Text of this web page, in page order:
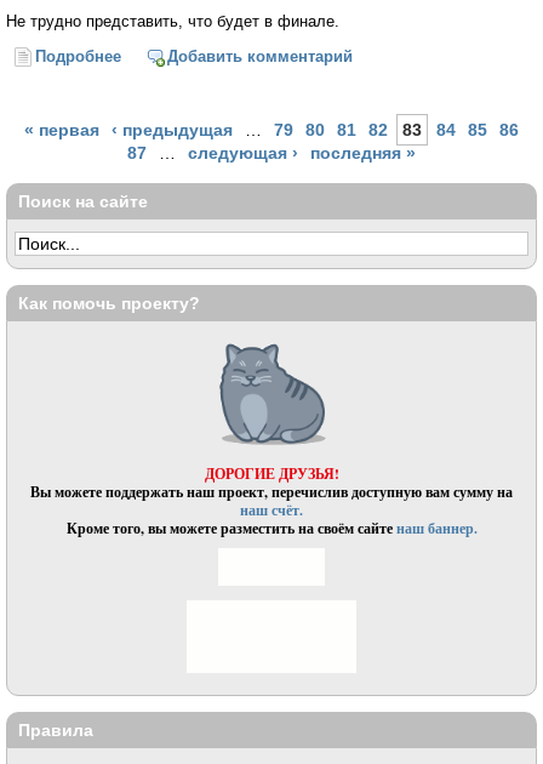
Не трудно представить, что будет в финале.
Подробнее о Холодное лето
Добавить комментарий
Страницы
« первая ‹ предыдущая 79 80 81 82 83 84 85
86
87
следующая › последняя »
Поиск на сайте
Как помочь проекту?
ДОРОГИЕ ДРУЗЬЯ!
Вы можете поддержать наш проект, перечислив доступную вам сумму на
наш счёт.
Кроме того, вы можете разместить на своём сайтенаш баннер.
Правила